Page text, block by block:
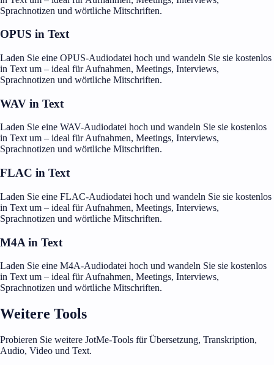
Sprachnotizen und wörtliche Mitschriften.
OPUS in Text
Laden Sie eine OPUS-Audiodatei hoch und wandeln Sie sie kostenlos
in Text um – ideal für Aufnahmen, Meetings, Interviews,
Sprachnotizen und wörtliche Mitschriften.
WAV in Text
Laden Sie eine WAV-Audiodatei hoch und wandeln Sie sie kostenlos
in Text um – ideal für Aufnahmen, Meetings, Interviews,
Sprachnotizen und wörtliche Mitschriften.
FLAC in Text
Laden Sie eine FLAC-Audiodatei hoch und wandeln Sie sie kostenlos
in Text um – ideal für Aufnahmen, Meetings, Interviews,
Sprachnotizen und wörtliche Mitschriften.
M4A in Text
Laden Sie eine M4A-Audiodatei hoch und wandeln Sie sie kostenlos
in Text um – ideal für Aufnahmen, Meetings, Interviews,
Sprachnotizen und wörtliche Mitschriften.
Weitere Tools
Probieren Sie weitere JotMe-Tools für Übersetzung, Transkription,
Audio, Video und Text.